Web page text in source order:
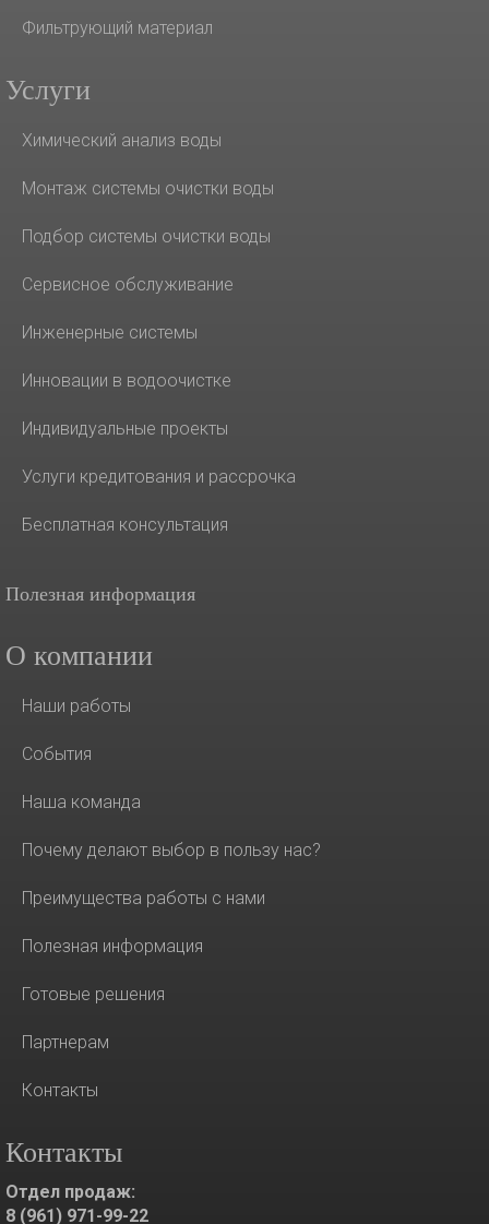
Фильтрующий материал
Услуги
Химический анализ воды
Монтаж системы очистки воды
Подбор системы очистки воды
Сервисное обслуживание
Инженерные системы
Инновации в водоочистке
Индивидуальные проекты
Услуги кредитования и рассрочка
Бесплатная консультация
Полезная информация
О компании
Наши работы
События
Наша команда
Почему делают выбор в пользу нас?
Преимущества работы с нами
Полезная информация
Готовые решения
Партнерам
Контакты
Контакты
Отдел продаж:
8 (961) 971-99-22